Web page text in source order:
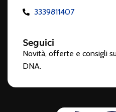
3339811407
Seguici
Novità, offerte e consigli
DNA.